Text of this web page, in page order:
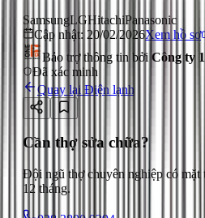
SamsungLGHitachiPanasonic
Cập nhật: 20/02/2026Xem hồ sơ
Bảo trợ thông tin bởi Công ty
Đã xác minh
Quay lại Điện lạnh
Cần thợ sửa chữa?
Đội ngũ thợ chuyên nghiệp có mặt
12 tháng.